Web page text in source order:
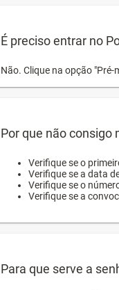
É preciso entrar no
Não. Clique na opção
Por que não consigo
Verifique se o
Verifique se a data
Verifique se o
Verifique se a
Para que serve a